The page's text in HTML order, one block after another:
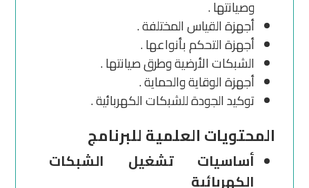
وصيانتها .
أجهزة القياس المختلفة .
أجهزة التحكم بأنواعها .
الشبكات الأرضية وطرق صيانتها .
أجهزة الوقاية والحماية .
توكيد الجودة للشبكات الكهربائية .
المحتويات العلمية للبرنامج
أساسيات تشغيل الشبكات
الكهربائية